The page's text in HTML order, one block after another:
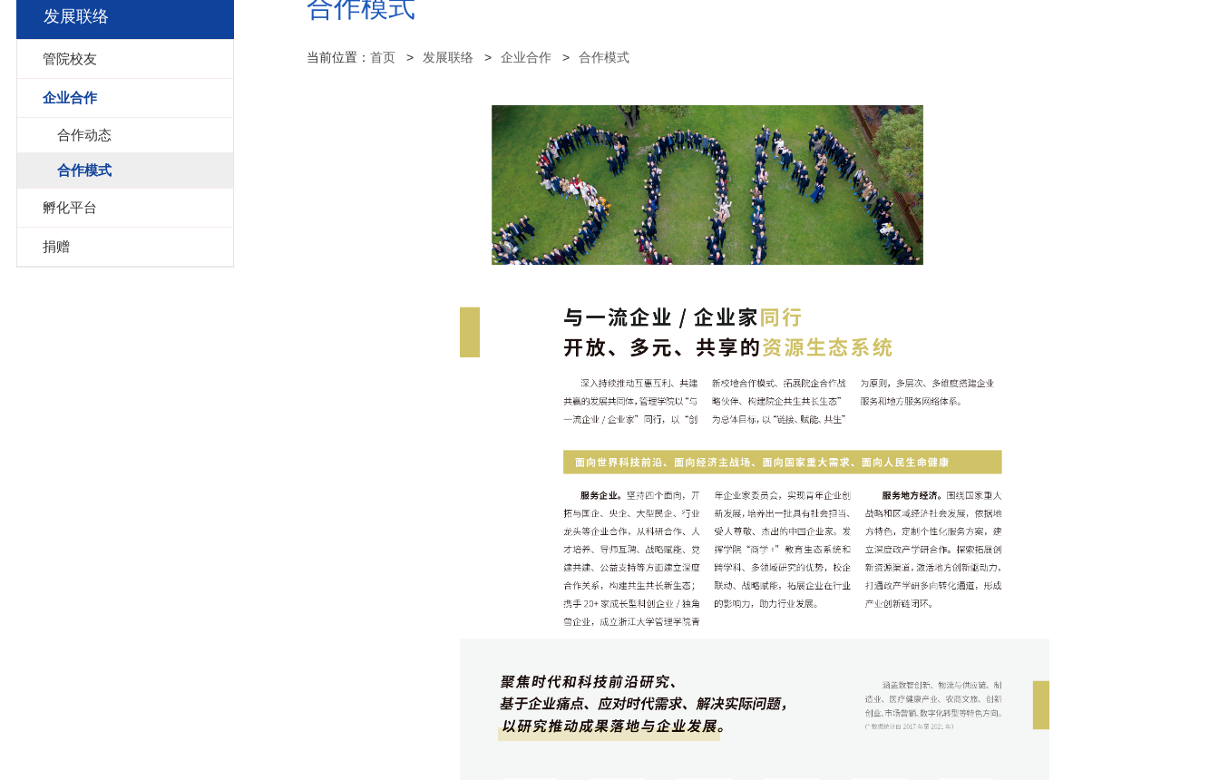
发展联络
管院校友
企业合作
合作动态
合作模式
孵化平台
捐赠
合作模式
当前位置： 首页 发展联络 企业合作 合作模式